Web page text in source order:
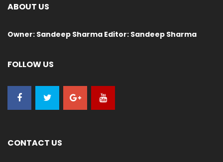
ABOUT US
Owner: Sandeep Sharma Editor: Sandeep Sharma
FOLLOW US
CONTACT US